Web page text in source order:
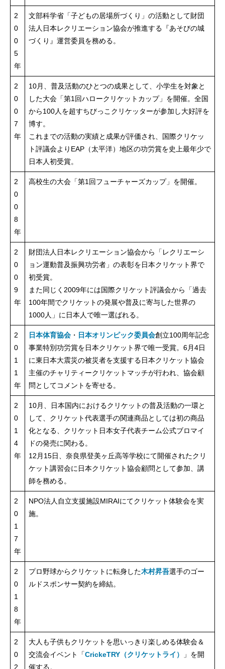
2
0
0
5
年
文部科学省「子どもの居場所づくり」の活動として財団
法人日本レクリエーション協会が推進する『あそびの城
づくり』運営委員を務める。
2
0
0
7
年
10月、普及活動のひとつの成果として、小学生を対象と
した大会「第1回ハロークリケットカップ」を開催。全国
から100人を超すちびっこクリケッターが参加し大好評を
博す。
これまでの活動の実績と成果が評価され、国際クリケッ
ト評議会よりEAP（太平洋）地区の功労賞を史上最年少で
日本人初受賞。
2
0
0
8
年
高校生の大会「第1回フューチャーズカップ」を開催。
2
0
0
9
年
財団法人日本レクリエーション協会から「レクリエーシ
ョン運動普及振興功労者」の表彰を日本クリケット界で
初受賞。
また同じく2009年には国際クリケット評議会から「過去
100年間でクリケットの発展や普及に寄与した世界の
1000人」に日本人で唯一選ばれる。
2
0
1
1
年
日本体育協会 ・ 日本オリンピック委員会創立100周年記念
事業特別功労賞を日本クリケット界で唯一受賞。6月4日
に東日本大震災の被災者を支援する日本クリケット協会
主催のチャリティークリケットマッチが行われ、協会顧
問としてコメントを寄せる。
2
0
1
4
年
10月、日本国内におけるクリケットの普及活動の一環と
して、クリケット代表選手の関連商品としては初の商品
化となる、クリケット日本女子代表チーム公式ブロマイ
ドの発売に関わる。
12月15日、奈良県登美ヶ丘高等学校にて開催されたクリ
ケット講習会に日本クリケット協会顧問として参加、講
師を務める。
2
0
1
7
年
NPO法人自立支援施設MIRAIにてクリケット体験会を実
施。
2
0
1
8
年
プロ野球からクリケットに転身した木村昇吾選手のゴー
ルドスポンサー契約を締結。
2
0
2
大人も子供もクリケットを思いっきり楽しめる体験会＆
交流会イベント「CrickeTRY（クリケットライ）
」を開
催する。